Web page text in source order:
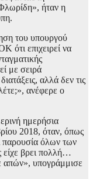
ήταν η
του υπουργού
ότι επιχειρεί να
με σειρά
αλλά δεν τις
ανέφερε ο
ημερήσια
2018, όταν, όπως
παρουσία όλων των
βρει πολλή…
απών», υπογράμμισε